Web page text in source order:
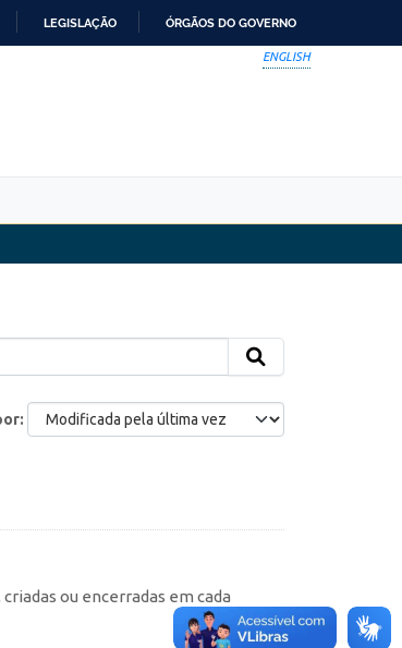
LEGISLAÇÃO ÓRGÃOS DO GOVERNO
ENGLISH
ou encerradas em cada